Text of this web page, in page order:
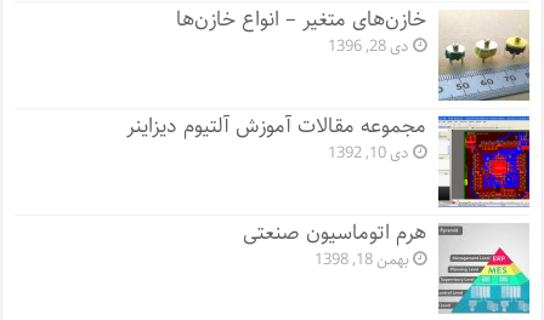
خازن‌های متغیر – انواع خازن‌ها
دی 28, 1396
مجموعه مقالات آموزش آلتیوم دیزاینر
دی 10, 1392
هرم اتوماسیون صنعتی
بهمن 18, 1398